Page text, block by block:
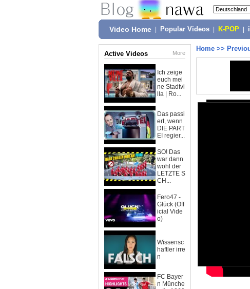
Video Home Popular Videos K-POP
Active Videos More
Ich zeige
euch mei
ne Stadtvi
lla | Ro...
Das passi
ert, wenn
DIE PART
EI regier...
SO! Das
war dann
wohl der
LETZTE S
CH...
Fero47 -
Glück (Off
icial Vide
o)
Wissensc
haftler irre
n
FC Bayer
n Münche
Home >>